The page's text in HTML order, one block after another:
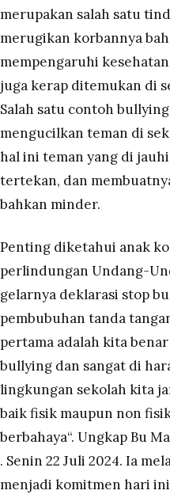
merupakan salah satu
merugikan korbannya
mempengaruhi
juga kerap ditemukan di
Salah satu contoh
mengucilkan teman di
hal ini teman yang di
tertekan, dan
bahkan minder.
Penting diketahui anak
perlindungan Undang-
gelarnya deklarasi stop
pembubuhan tanda
pertama adalah kita
bullying dan sangat di
lingkungan sekolah kita
baik fisik maupun non
berbahaya“. Ungkap Bu
. Senin 22 Juli 2024. Ia
menjadi komitmen hari